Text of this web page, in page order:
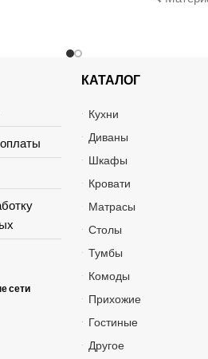
сети
КАТАЛОГ
Кухни
Диваны
Шкафы
Кровати
Матрасы
Столы
Тумбы
Комоды
Прихожие
Гостиные
Другое